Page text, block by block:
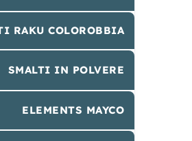
RAKU COLOROBBIA
SMALTI IN POLVERE
ELEMENTS MAYCO